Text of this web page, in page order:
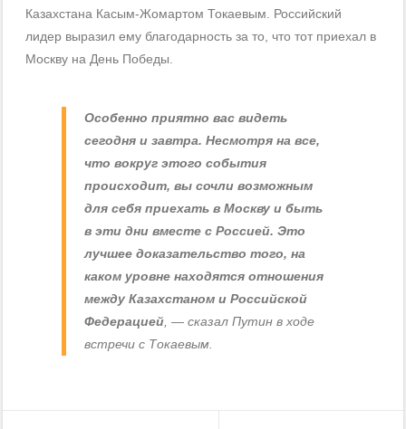
Казахстана Касым-Жомартом Токаевым. Российский
лидер выразил ему благодарность за то, что тот приехал в
Москву на День Победы.
Особенно приятно вас видеть
сегодня и завтра. Несмотря на все,
что вокруг этого события
происходит, вы сочли возможным
для себя приехать в Москву и быть
в эти дни вместе с Россией. Это
лучшее доказательство того, на
каком уровне находятся отношения
между Казахстаном и Российской
Федерацией , — сказал Путин в ходе
встречи с Токаевым.